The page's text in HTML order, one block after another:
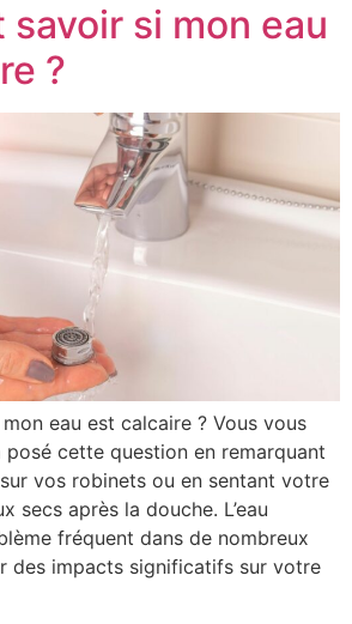
savoir si mon eau
?
eau est calcaire ? Vous vous
cette question en remarquant
vos robinets ou en sentant votre
secs après la douche. L’eau
fréquent dans de nombreux
des impacts significatifs sur votre